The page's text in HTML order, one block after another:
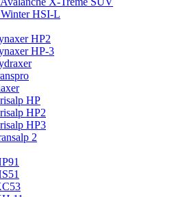
HSI-L
HP2
HP-3
HP
HP2
HP3
2